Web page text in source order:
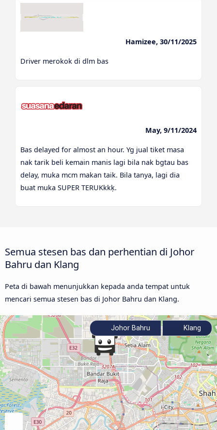
Hamizee, 30/11/2025
Driver merokok di dlm bas
May, 9/11/2024
Bas delayed for almost an hour. Yg jual tiket masa
nak tarik beli kemain manis lagi bila nak bgtau bas
delay, muka mcm makan taik. Bila tanya, lagi dia
buat muka SUPER TERUKkkķ.
Semua stesen bas dan perhentian di Johor
Bahru dan Klang
Peta di bawah menunjukkan kepada anda tempat untuk
mencari semua stesen bas di Johor Bahru dan Klang.
Johor Bahru Klang